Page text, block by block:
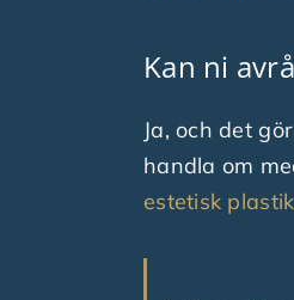
Kan ni
Ja, och det
handla om
estetisk